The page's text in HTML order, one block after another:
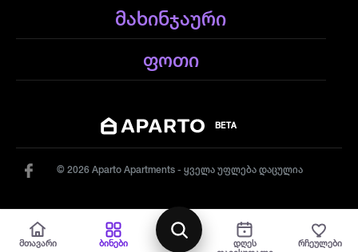
მთავარი ბინები
დღეს
რჩეულები
რუქა
მახინჯაური
ფოთი
BETA
© 2026 Aparto Apartments - ყველა უფლება დაცულია